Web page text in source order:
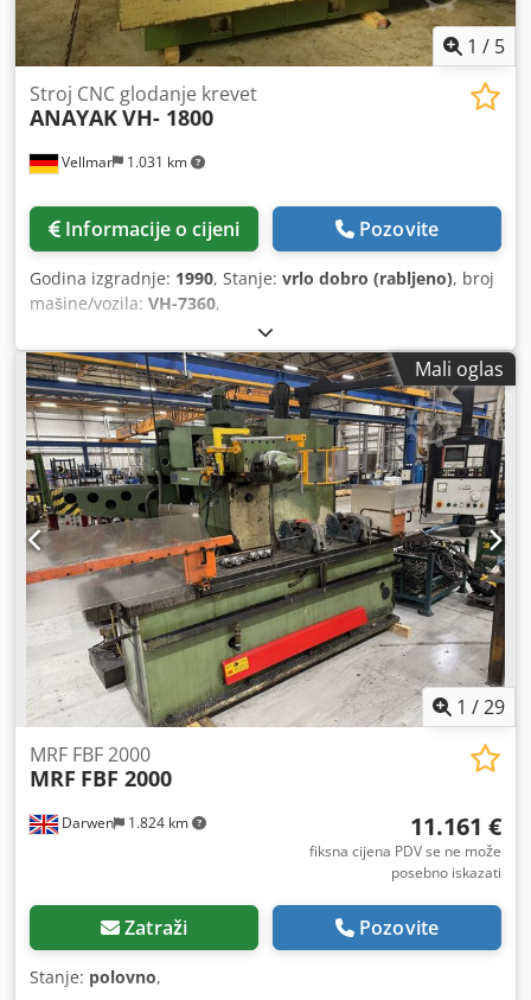
1 / 5
Vellmar 1.031 km
Stroj CNC glodanje krevet
ANAYAKVH- 1800
Informacije o cijeni Pozovite
Godina izgradnje: 1990, Stanje: vrlo dobro (rabljeno), broj
mašine/vozila: VH-7360,
Mali oglas
1 /29
Darwen 1.824 km
MRF FBF 2000
MRF FBF 2000
11.161 €
fiksna cijena PDV se ne može
posebno iskazati
Zatraži Pozovite
Stanje: polovno,